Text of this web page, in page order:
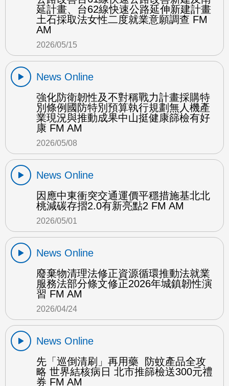
延計畫、台62線快速公路延伸新建計畫
土石採取法女性二度就業意願調查 FM
AM
2026/05/15
News Online
強化防衛韌性及不對稱戰力計畫採購特
別條例國防特別預算執行規劃無人機產
業現況與推動成果中山挺健康篩檢有好
康 FM AM
2026/05/08
News Online
因應中東衝突交通運價平穩措施基北北
桃減碳存摺2.0有新亮點2 FM AM
2026/05/01
News Online
廢棄物清理法修正資源循環推動法就業
服務法部分條文修正2026年城鎮韌性演
習 FM AM
2026/04/24
News Online
先「巡倒清刷」再用藥 防蚊產品全攻
略 世界結核病日 北市推篩檢送300元禮
券 FM AM